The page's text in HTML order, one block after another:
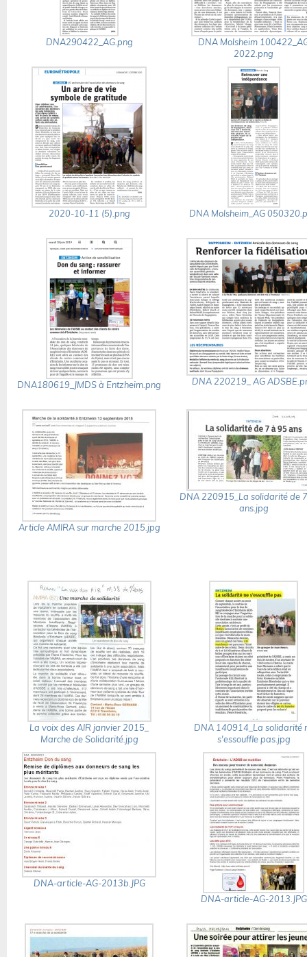
DNA290422_AG.png
DNA Molsheim
2022.png
2020-10-11 (5).png DNA Molsheim_AG
DNA180619_JMDS à Entzheim.png DNA 220219_ AG
Article AMIRA sur marche 2015.jpg
DNA 220915_La solidarité de
ans.jpg
La voix des AIR janvier 2015_
Marche de Solidarité.jpg
DNA 140914_La solidarité
s'essouffle pas.jpg
DNA-article-AG-2013b.JPG
DNA-article-AG-2013.JPG